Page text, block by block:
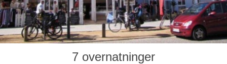
7 overnatninger